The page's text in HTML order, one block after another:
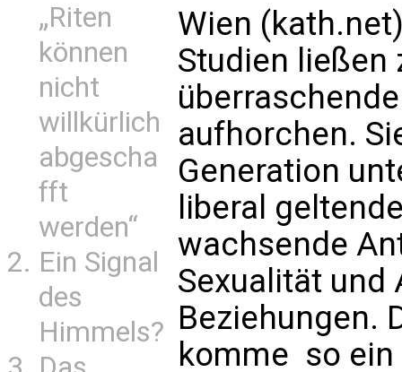
„Riten
können
nicht
willkürlich
abgescha
fft
werden“
Ein Signal
des
Himmels?
Wien
Studien ließen
aufhorchen.
Generation
liberal
wachsende
Sexualität und
Beziehungen.
komme  so